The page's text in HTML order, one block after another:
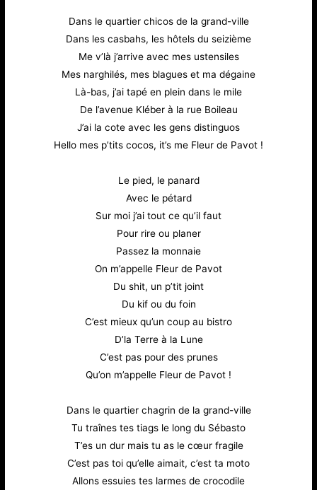
Dans le quartier chicos de la grand-ville
Dans les casbahs, les hôtels du seizième
Me v’là j’arrive avec mes ustensiles
Mes narghilés, mes blagues et ma dégaine
Là-bas, j’ai tapé en plein dans le mile
De l’avenue Kléber à la rue Boileau
J’ai la cote avec les gens distinguos
Hello mes p’tits cocos, it’s me Fleur de Pavot !
Le pied, le panard
Avec le pétard
Sur moi j’ai tout ce qu’il faut
Pour rire ou planer
Passez la monnaie
On m’appelle Fleur de Pavot
Du shit, un p’tit joint
Du kif ou du foin
C’est mieux qu’un coup au bistro
D’la Terre à la Lune
C’est pas pour des prunes
Qu’on m’appelle Fleur de Pavot !
Dans le quartier chagrin de la grand-ville
Tu traînes tes tiags le long du Sébasto
T’es un dur mais tu as le cœur fragile
C’est pas toi qu’elle aimait, c’est ta moto
Allons essuies tes larmes de crocodile